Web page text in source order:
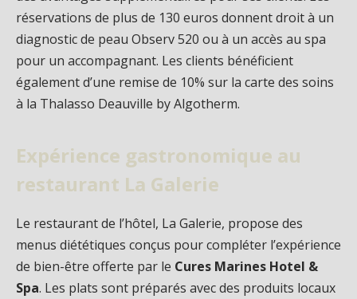
réservations de plus de 130 euros donnent droit à un
diagnostic de peau Observ 520 ou à un accès au spa
pour un accompagnant. Les clients bénéficient
également d’une remise de 10% sur la carte des soins
à la Thalasso Deauville by Algotherm.
Expérience gastronomique au
restaurant La Galerie
Le restaurant de l’hôtel, La Galerie, propose des
menus diététiques conçus pour compléter l’expérience
de bien-être offerte par le Cures Marines Hotel &
Spa. Les plats sont préparés avec des produits locaux